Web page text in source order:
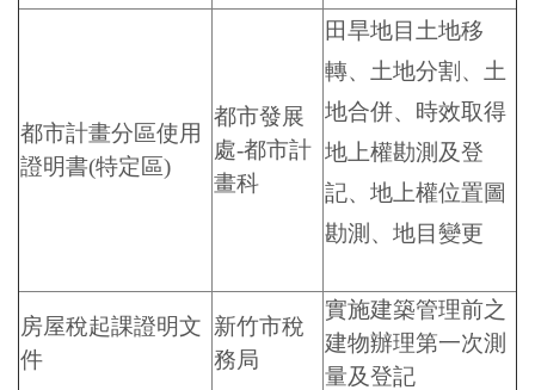
都市計畫分區使用
證明書(特定區)
都市發展
處-都市計
畫科
田旱地目土地移
轉、土地分割、土
地合併、時效取得
地上權勘測及登
記、地上權位置圖
勘測、地目變更
房屋稅起課證明文
件
新竹市稅
務局
實施建築管理前之
建物辦理第一次測
量及登記